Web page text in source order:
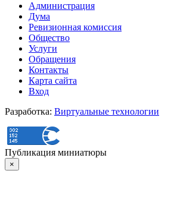
Администрация
Дума
Ревизионная комиссия
Общество
Услуги
Обращения
Контакты
Карта сайта
Вход
Разработка: Виртуальные технологии
Публикация миниатюры
×